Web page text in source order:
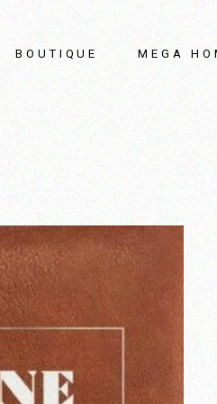
BOUTIQUE MEGA